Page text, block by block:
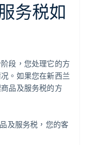
务税如
段，您处理它的方
。如果您在新西兰
品及服务税的方
及服务税，您的客